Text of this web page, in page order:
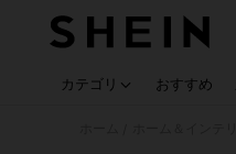
カテゴリ おすすめ